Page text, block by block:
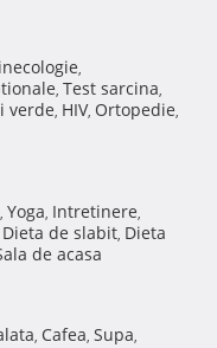
,
, Test sarcina,
verde, HIV, Ortopedie,
, Yoga, Intretinere,
Dieta de slabit, Dieta
de acasa
, Cafea, Supa,